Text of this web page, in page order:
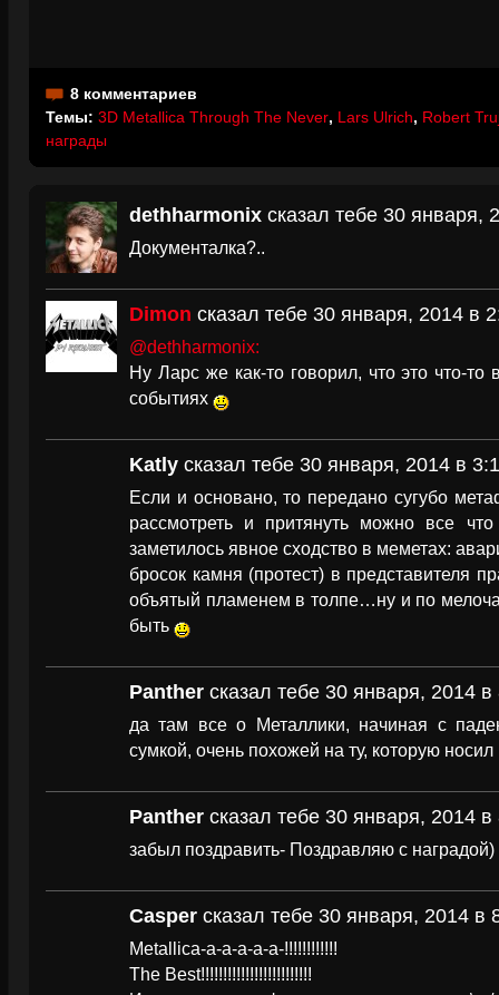
8 комментариев
Темы: 3D Metallica Through The Never, Lars Ulrich, Robert
награды
dethharmonix сказал тебе 30 января,
Документалка?..
Dimon сказал тебе 30 января, 2014 в
@dethharmonix:
Ну Ларс же как-то говорил, что это что-
событиях
Katly сказал тебе 30 января, 2014 в
Если и основано, то передано сугубо
рассмотреть и притянуть можно все
заметилось явное сходство в меметах:
бросок камня (протест) в представителя
объятый пламенем в толпе…ну и по
быть
Panther сказал тебе 30 января, 2014 в
да там все о Металлики, начиная с
сумкой, очень похожей на ту, которую
Panther сказал тебе 30 января, 2014 в
забыл поздравить- Поздравляю с наградой)
Casper сказал тебе 30 января, 2014 в
Metallica-a-a-a-a-a-!!!!!!!!!!!!
The Best!!!!!!!!!!!!!!!!!!!!!!!!!